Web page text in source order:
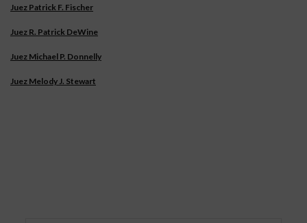
Juez Patrick F. Fischer
Juez R. Patrick DeWine
Juez Michael P. Donnelly
Juez Melody J. Stewart